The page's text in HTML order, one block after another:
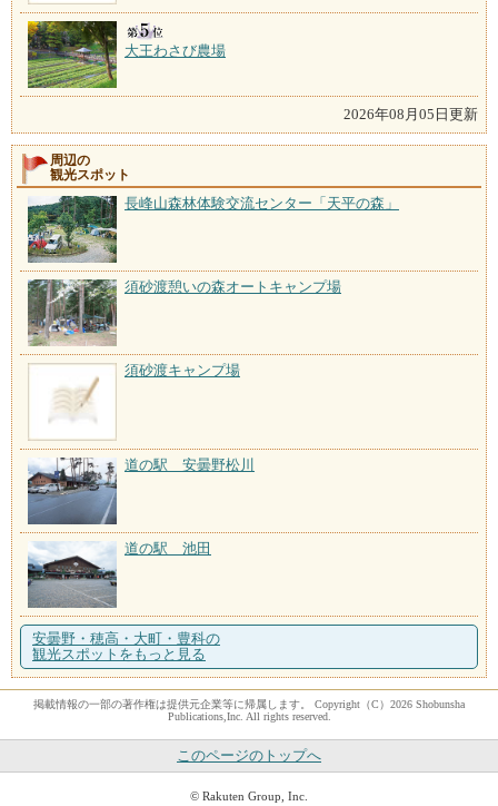
大王わさび農場
2026年08月05日更新
周辺の
観光スポット
長峰山森林体験交流センター「天平の森」
須砂渡憩いの森オートキャンプ場
須砂渡キャンプ場
道の駅 安曇野松川
道の駅 池田
安曇野・穂高・大町・豊科の
観光スポットをもっと見る
掲載情報の一部の著作権は提供元企業等に帰属します。 Copyright（C）2026 Shobunsha
Publications,Inc. All rights reserved.
このページのトップへ
© Rakuten Group, Inc.